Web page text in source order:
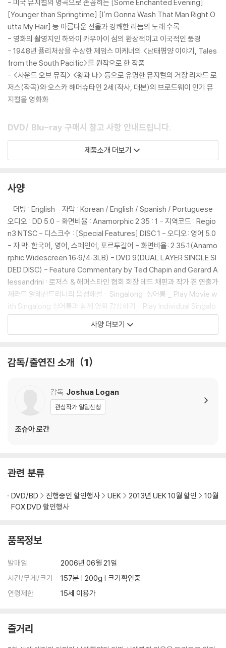
- 미국 뮤지컬의 명곡으로 손꼽히는 [Some Enchanted Evening]
[Younger than Springtime] [I`m Gonna Wash That Man Right O
utta My Hair] 등 아름다운 선율과 경쾌한 리듬의 노래 수록
- 영화의 촬영지인 하와이 카우아이 섬의 환상적이고 이국적인 풍경
- 1948년 퓰리처상을 수상한 제임스 미케너의 <남태평양 이야기, Tales
from the South Pacific>를 원작으로 한 작품
- <사운드 오브 뮤직> <왕과 나> 등으로 유명한 뮤지컬의 거장 리차드 로
저스(작곡)와 오스카 해머슈타인 2세(작사, 대본)의 브로드웨이 인기 뮤
지컬을 영화화
DVD/ Blu-ray 구매시 참고 사항 안내드립니다.
※ 4K블루레이, 3D 블루레이 재생 관련 안내
1) 4K UHD 디스크는 대용량의 데이터 전송이 필요하므로 4K전용 플레
이트, 대용량 케이블 사용이 필수입니다.
2) 3D 블루레이는 전용 플레이어와 3D 지원 TV를 통해서만 재생 가능합
니다.
※ 아웃케이스/구성품/포장 상태
1) 제작/배송 과정에서 경미한 아웃케이스 주름, 모서리 눌림 및 갈라짐이
발생할 수 있습니다. 반품을 원하실 경우 미개봉 상태로 문의 부탁드립니
다.
2) 스틸북 케이스 제작 과정에서 기포 혹은 경미한 인쇄 오류가 발생할 수
있습니다.
3) 렌티큘러 스틸북의 경우, 보호필름이 붙어 판매되기도 합니다. 보호필
름 손상에 의한 교환/반품은 불가합니다.
4) 본품 보호를 위해 노란색의 카톤 박스로 재포장한 경우, 카톤박스 손상
인을 위해 개봉 시의 동영상을 요청할 수 있으며, 동영상이 없는 경우 교
※ 디스크 재생 불량
1) 기기 문제로 인해 발생하는 재생 불량 현상에 대해서는 반품/교환이 불
가하니 최신 소프트웨어로 업데이트된 DVD/BD 전용 기기에서 재생하실
해결됩니다.
생이 불가능한 경우가 있습니다. 독립형 전용 플레이어 사용을 권장드리
며, ODD 사용으로 인한 재생 불량의 경우 교환 시에도 동일한 오류가 발
※ 디스크 외관 불량
디스크에 미세한 잔 흠집이 남아있거나 인쇄 면이 깨끗하지 않은 경우가
로 인한 반품/교환이 가능합니다.
상을 요청할 수 있으며, 동영상이 없는 경우 교환/반품이 제한될 수 있습니
다.
제품소개 더보기
사양
- 더빙 : English - 자막 : Korean / English / Spanish / Portuguese -
오디오 : DD 5.0 - 화면비율 : Anamorphic 2.35 : 1 - 지역코드 : Regio
n3 NTSC - 디스크수 : [Special Features] DISC 1 - 오디오: 영어 5.0
- 자 막: 한국어, 영어, 스페인어, 포르투갈어 - 화면비율: 2.35:1(Anamo
rphic Widescreen 16:9/4:3LB) - DVD 9(DUAL LAYER SINGLE SI
DED DISC) - Feature Commentary by Ted Chapin and Gerard A
lessandrini : 로저스 & 해머스타인 협회 회장 테드 채핀과 작가 겸 연출가
제라드 알레산드리니의 음성해설 - Singalong: 싱어롱 _ Play Movie w
ith Singalong 싱어롱과 함께 영화 감상하기 - Play Individual Singalo
ng 13곡의 싱어롱 개별적으로 감상하기 - Songs Only Chapter List : 1
3곡의 노래 감상하기 DISC 2 - 오디오: 영어 2.0 - 자 막: 한국어, 영어, 스
최초 공개 (러닝타임 171분의 로드쇼 버전이 상영된 직후, 약 14분 45초
l Release 버전임) - Play Movie <남태평양> 로드쇼 버전 감상하기 - F
eature Commentary by Richard Barrios : 작가 겸 영화사가 리차드
바리오스의 음성해설 : Making of SOUTH PACIFIC : <남태평양> 영화
제작 과정 다큐멘터리 : 60 Minutes: The tales of the South Pacific
Right Outa My Hair, Finale, Some Enchated Evening & A Wonde
“on evening network simultaneously” 방송 자료 - 메리 마틴과 에
지오 피즈나가 부르는 [I’m Gonna Wash that Man Right Outa My Ha
News Segment : <남태평양>에 관한 2개의 뉴스 릴 - SOUTH PACIFI
tate Department Confersw High Honor on SOUTH PACIFIC 미
국 국무성의 허가로 진행된 브뤼셀 전시회에서의 시사회 소식 : Theatric
al Trailer : 극장용 예고편 : Still Gallery : 스틸 갤러리 : The Rodgers a
nd Hammerstein Collection Trailer : 로저스와 해머스타인 작품들의
사양 더보기
감독/출연진 소개 1
감독 Joshua Logan
관심작가 알림신청
조슈아 로간
관련 분류
DVD/BD 진행중인 할인행사 UEK 2013년 UEK 10월 할인
10월
FOX DVD 할인행사
품목정보
발매일
2006년 06월 21일
시간/무게/크기
157분 | 200g | 크기확인중
연령제한
15세 이용가
줄거리